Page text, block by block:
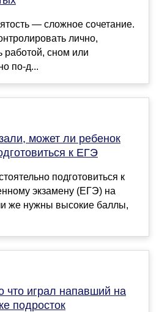
— сложное сочетание.
лично,
работой, сном или
по-д...
может ли ребенок
к ЕГЭ
подготовиться к
экзамену (ЕГЭ) на
же нужны высокие баллы,
что играл напавший на
подросток